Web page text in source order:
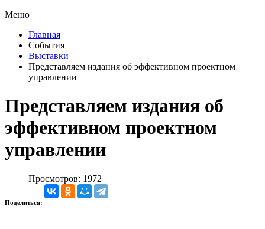
Меню
Главная
События
Выставки
Представляем издания об эффективном проектном
управлении
Представляем издания об
эффективном проектном
управлении
Просмотров: 1972
Поделиться: